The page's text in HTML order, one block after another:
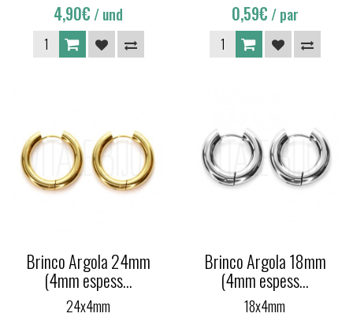
4,90€ / und 0,59€ / par
Brinco Argola 24mm
(4mm espess...
24x4mm
Brinco Argola 18mm
(4mm espess...
18x4mm